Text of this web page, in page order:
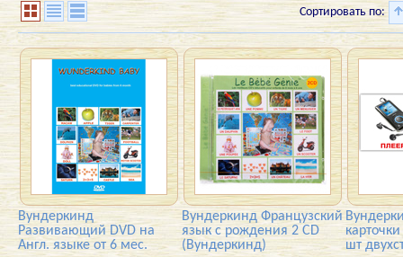
Сортировать по:
Вундеркинд
Развивающий DVD на
Англ. языке от 6 мес.
Вундеркинд Французский
язык с рождения 2 CD
(Вундеркинд)
шт